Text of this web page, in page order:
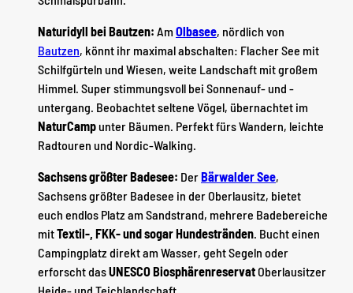
Naturidyll bei Bautzen: Am Olbasee, nördlich von
Bautzen, könnt ihr maximal abschalten: Flacher See mit
Schilfgürteln und Wiesen, weite Landschaft mit großem
Himmel. Super stimmungsvoll bei Sonnenauf- und -
untergang. Beobachtet seltene Vögel, übernachtet im
NaturCampunter Bäumen. Perfekt fürs Wandern, leichte
Radtouren und Nordic-Walking.
Sachsens größter Badesee: DerBärwalder See,
Sachsens größter Badesee in der Oberlausitz, bietet
euch endlos Platz am Sandstrand, mehrere Badebereiche
mitTextil-, FKK- und sogar Hundestränden. Bucht einen
Campingplatz direkt am Wasser, geht Segeln oder
erforscht dasUNESCO BiosphärenreservatOberlausitzer